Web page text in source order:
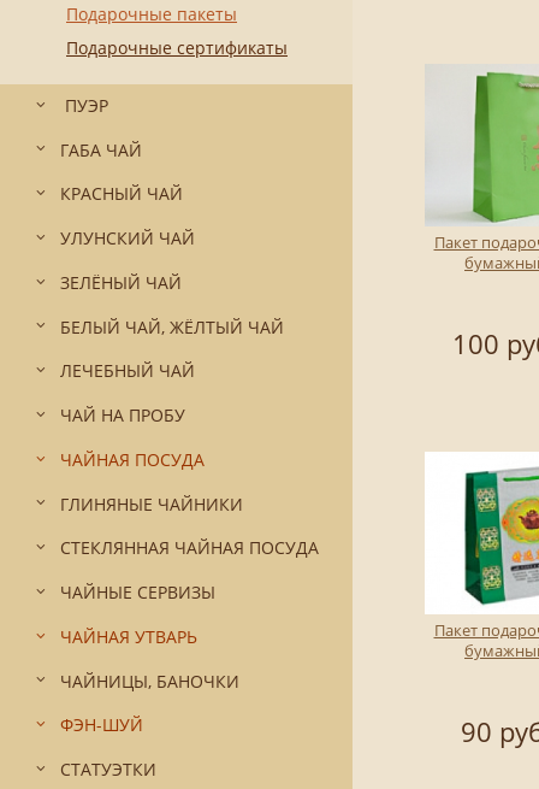
Подарочные пакеты
Подарочные сертификаты
ПУЭР
ГАБА ЧАЙ
КРАСНЫЙ ЧАЙ
УЛУНСКИЙ ЧАЙ
ЗЕЛЁНЫЙ ЧАЙ
БЕЛЫЙ ЧАЙ, ЖЁЛТЫЙ ЧАЙ
ЛЕЧЕБНЫЙ ЧАЙ
ЧАЙ НА ПРОБУ
ЧАЙНАЯ ПОСУДА
ГЛИНЯНЫЕ ЧАЙНИКИ
СТЕКЛЯННАЯ ЧАЙНАЯ ПОСУДА
ЧАЙНЫЕ СЕРВИЗЫ
ЧАЙНАЯ УТВАРЬ
ЧАЙНИЦЫ, БАНОЧКИ
ФЭН-ШУЙ
СТАТУЭТКИ
Пакет
100
Пакет
90